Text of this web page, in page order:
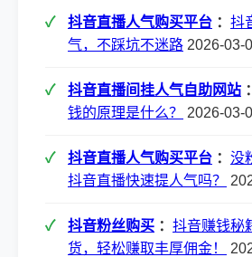
抖音直播人气购买平台 ： 抖
气，不踩坑不迷路 2026-03-
抖音直播间挂人气自助网站 ：
钱的原理是什么？
2026-03-
抖音直播人气购买平台 ： 没
抖音直播快速提人气吗？
抖音粉丝购买 ： 抖音赚钱秘
货，轻松赚取丰厚佣金！